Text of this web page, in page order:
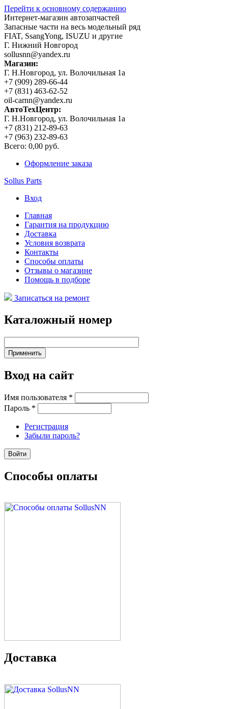
Перейти к основному содержанию
Интернет-магазин автозапчастей
Запасные части на весь модельный ряд
FIAT, SsangYong, ISUZU и другие
Г. Нижний Новгород
sollusnn@yandex.ru
Магазин:
Г. Н.Новгород, ул. Волочильная 1а
+7 (909) 289-66-44
+7 (831) 463-62-52
oil-carnn@yandex.ru
АвтоТехЦентр:
Г. Н.Новгород, ул. Волочильная 1а
+7 (831) 212-89-63
+7 (963) 232-89-63
Всего: 0,00 руб.
Оформление заказа
Sollus Parts
Вход
Главная
Гарантия на продукцию
Доставка
Условия возврата
Контакты
Способы оплаты
Отзывы о магазине
Помощь в подборе
Записаться на ремонт
Каталожный номер
Вход на сайт
Имя пользователя *
Пароль *
Регистрация
Забыли пароль?
Способы оплаты
Доставка